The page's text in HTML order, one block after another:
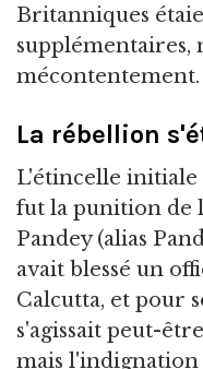
Britanniques
supplémentaires,
mécontentement.
La rébellion
L'étincelle initiale
fut la punition de
Pandey (alias
avait blessé un
Calcutta, et pour
s'agissait peut-
mais l'indignation